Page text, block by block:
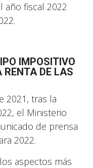
año fiscal 2022
IMPOSITIVO
RENTA DE LAS
2021, tras la
el Ministerio
de prensa
2022.
aspectos más